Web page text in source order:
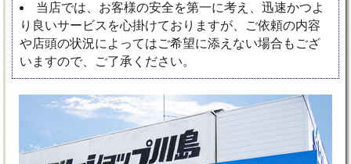
当店では、お客様の安全を第一に考え、迅速かつよ
り良いサービスを心掛けておりますが、ご依頼の内容
や店頭の状況によってはご希望に添えない場合もござ
いますので、ご了承ください。